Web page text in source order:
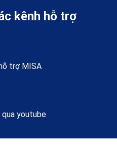
kênh hỗ trợ
trợ MISA
qua youtube